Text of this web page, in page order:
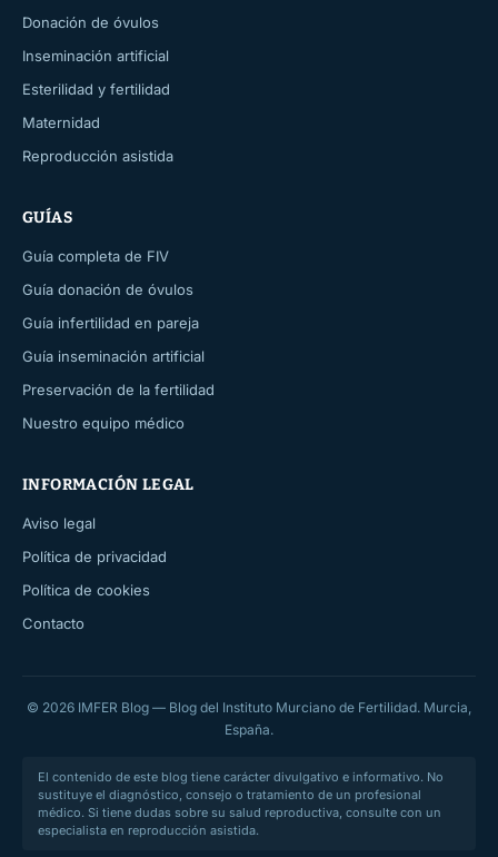
Donación de óvulos
Inseminación artificial
Esterilidad y fertilidad
Maternidad
Reproducción asistida
GUÍAS
Guía completa de FIV
Guía donación de óvulos
Guía infertilidad en pareja
Guía inseminación artificial
Preservación de la fertilidad
Nuestro equipo médico
INFORMACIÓN LEGAL
Aviso legal
Política de privacidad
Política de cookies
Contacto
© 2026 IMFER Blog — Blog del Instituto Murciano de Fertilidad. Murcia,
España.
El contenido de este blog tiene carácter divulgativo e informativo. No
sustituye el diagnóstico, consejo o tratamiento de un profesional
médico. Si tiene dudas sobre su salud reproductiva, consulte con un
especialista en reproducción asistida.